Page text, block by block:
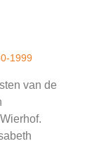
1999
van de